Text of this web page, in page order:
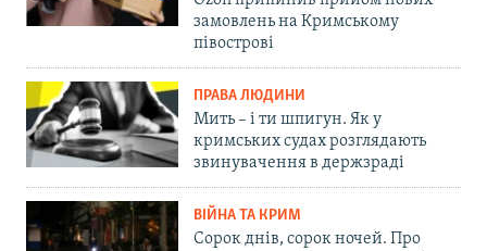
замовлень на Кримському
півострові
ПРАВА ЛЮДИНИ
Мить – і ти шпигун. Як у
кримських судах розглядають
звинувачення в держзраді
ВІЙНА ТА КРИМ
Сорок днів, сорок ночей. Про